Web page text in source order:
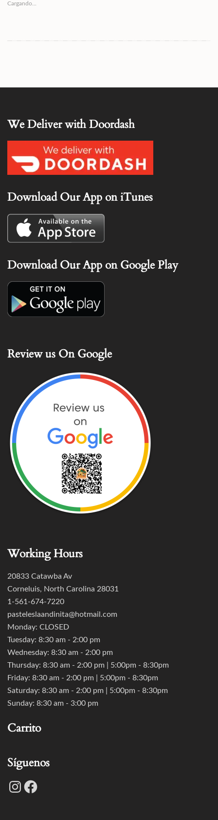
Cargando...
We Deliver with Doordash
Download Our App on iTunes
Download Our App on Google Play
Review us On Google
Working Hours
20833 Catawba Av
Corneluis, North Carolina 28031
1-561-674-7220
pasteleslaandinita@hotmail.com
Monday: CLOSED
Tuesday: 8:30 am - 2:00 pm
Wednesday: 8:30 am - 2:00 pm
Thursday: 8:30 am - 2:00 pm | 5:00pm - 8:30pm
Friday: 8:30 am - 2:00 pm | 5:00pm - 8:30pm
Saturday: 8:30 am - 2:00 pm | 5:00pm - 8:30pm
Sunday: 8:30 am - 3:00 pm
Carrito
Síguenos
InstagramFacebook